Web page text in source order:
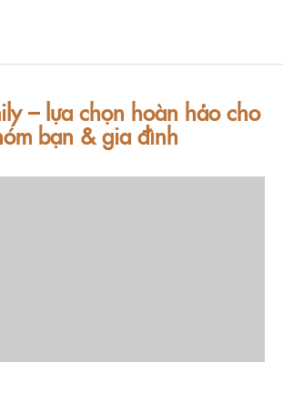
– lựa chọn hoàn hảo cho
bạn & gia đình